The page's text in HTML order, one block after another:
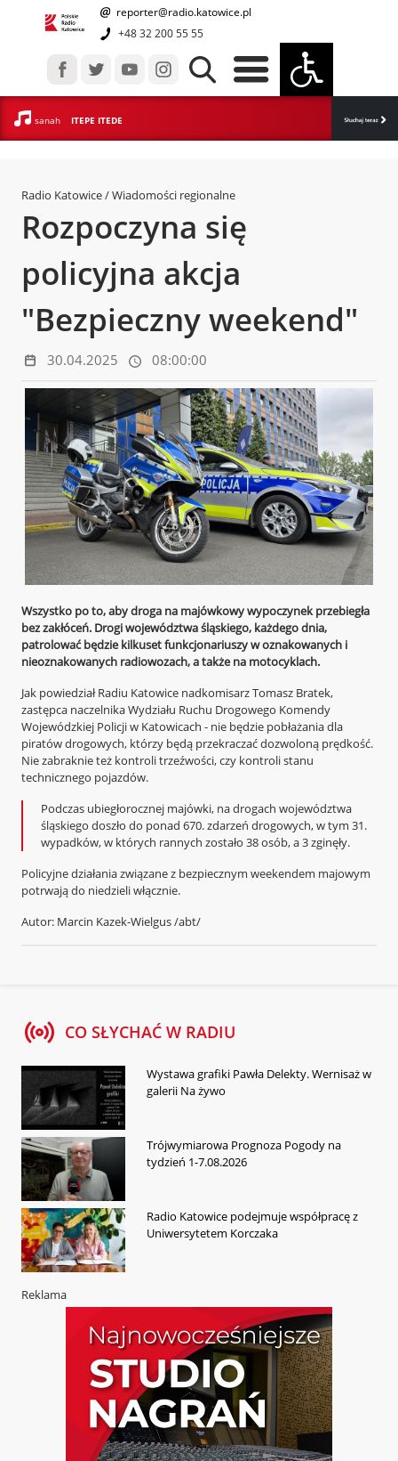
reporter@radio.katowice.pl
+48 32 200 55 55
sanah ITEPE ITEDE
Radio Katowice/ Wiadomości regionalne
Rozpoczyna się
policyjna akcja
"Bezpieczny weekend"
30.04.2025 08:00:00
Wszystko po to, aby droga na majówkowy wypoczynek przebiegła
bez zakłóceń. Drogi województwa śląskiego, każdego dnia,
patrolować będzie kilkuset funkcjonariuszy w oznakowanych i
nieoznakowanych radiowozach, a także na motocyklach.
Jak powiedział Radiu Katowice nadkomisarz Tomasz Bratek,
zastępca naczelnika Wydziału Ruchu Drogowego Komendy
Wojewódzkiej Policji w Katowicach - nie będzie pobłażania dla
piratów drogowych, którzy będą przekraczać dozwoloną prędkość.
Nie zabraknie też kontroli trzeźwości, czy kontroli stanu
technicznego pojazdów.
Podczas ubiegłorocznej majówki, na drogach województwa
śląskiego doszło do ponad 670. zdarzeń drogowych, w tym 31.
wypadków, w których rannych zostało 38 osób, a 3 zginęły.
Policyjne działania związane z bezpiecznym weekendem majowym
potrwają do niedzieli włącznie.
Autor: Marcin Kazek-Wielgus /abt/
CO SŁYCHAĆ W RADIU
Wystawa grafiki Pawła Delekty. Wernisaż w
galerii Na żywo
Trójwymiarowa Prognoza Pogody na
tydzień 1-7.08.2026
Radio Katowice podejmuje współpracę z
Uniwersytetem Korczaka
Reklama